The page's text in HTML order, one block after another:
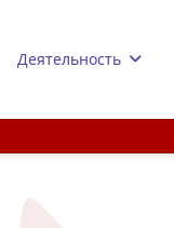
Деятельность